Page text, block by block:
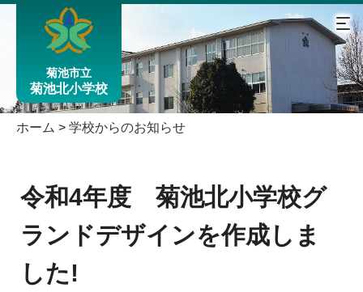
菊池市立
菊池北小学校
ホーム > 学校からのお知らせ
令和4年度 菊池北小学校グ
ランドデザインを作成しま
した!